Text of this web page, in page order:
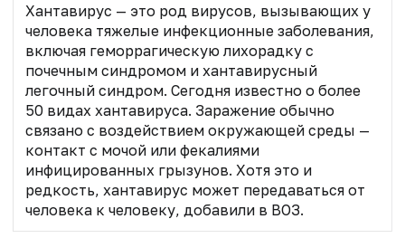
Хантавирус — это род вирусов, вызывающих у
человека тяжелые инфекционные заболевания,
включая геморрагическую лихорадку с
почечным синдромом и хантавирусный
легочный синдром. Сегодня известно о более
50 видах хантавируса. Заражение обычно
связано с воздействием окружающей среды —
контакт с мочой или фекалиями
инфицированных грызунов. Хотя это и
редкость, хантавирус может передаваться от
человека к человеку, добавили в ВОЗ.